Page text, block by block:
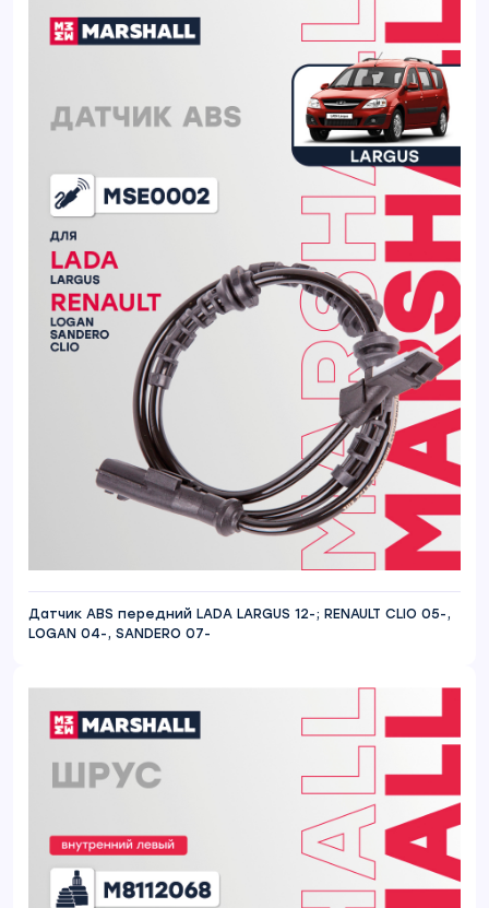
Датчик ABS передний LADA LARGUS 12-; RENAULT CLIO 05-,
LOGAN 04-, SANDERO 07-